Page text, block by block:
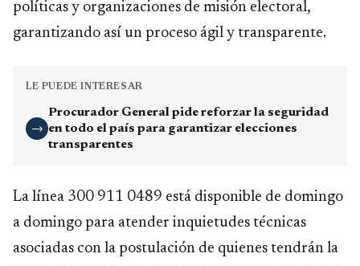
políticas y organizaciones de misión electoral,
garantizando así un proceso ágil y transparente.
LE PUEDE INTERESAR
→
Procurador General pide reforzar la seguridad
en todo el país para garantizar elecciones
transparentes
La línea 300 911 0489 está disponible de domingo
a domingo para atender inquietudes técnicas
asociadas con la postulación de quienes tendrán la